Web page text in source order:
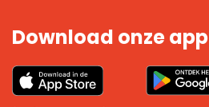
Download onze app